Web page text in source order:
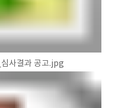
사결과 공고.jpg